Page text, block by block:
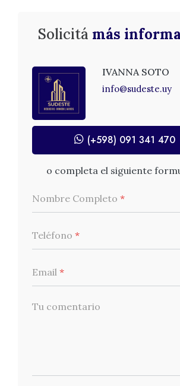
Solicitá más
IVANNA SOTO
info@sudeste.uy
(+598) 091 341 470
o completa el siguiente
Nombre Completo *
Teléfono *
Email *
Tu comentario